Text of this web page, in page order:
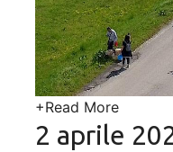
+Read More
2 aprile